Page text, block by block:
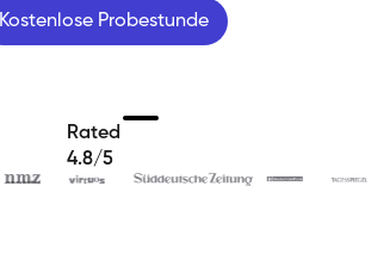
Kostenlose Probestunde
Rated
4.8/5